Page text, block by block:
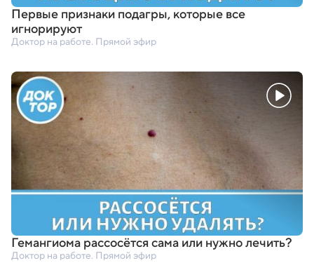
Первые признаки подагры,которые все
игнорируют
Доктор на работе. Прямой эфир
Гемангиома рассосётся сама или нужно лечить?
Доктор на работе. Прямой эфир